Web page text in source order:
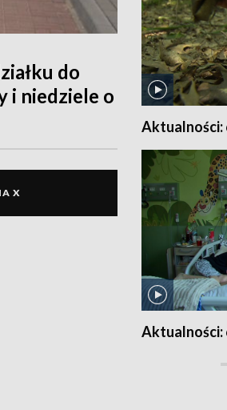
do
i niedziele o
X
Aktualności:
Aktualności: